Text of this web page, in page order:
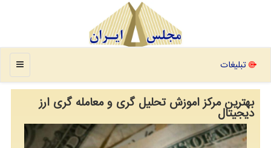
منو تبلیغات
بهترین مرکز اموزش تحلیل گری و معامله گری ارز
دیجیتال